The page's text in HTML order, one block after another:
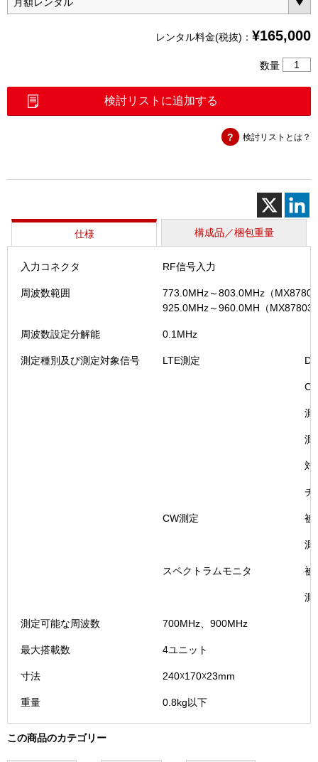
レンタル料金(税抜)： ¥165,000
数量
LTE
ッ
対
応
検討リストに追加する
検討リストとは？
仕様 構成品／梱包重量
入力コネクタ RF信号入力
周波数範囲
773.0MHz～803.0MHz（
925.0MHz～960.0MH（
周波数設定分解能 0.1MHz
測定種別及び測定対象信号 LTE測定
測
測
対
チ
CW測定 被
測
スペクトラムモニタ 被
測
測定可能な周波数 700MHz、900MHz
最大搭載数 4ユニット
寸法 240☓170☓23mm
重量 0.8kg以下
この商品のカテゴリー